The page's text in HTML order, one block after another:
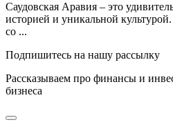
Саудовская Аравия – это
историей и уникальной
со ...
Подпишитесь на нашу рассылку
Рассказываем про финансы и
бизнеса